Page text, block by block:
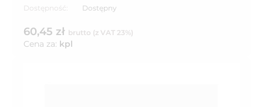
Dostępność: Dostępny
60,45 zł brutto (z VAT 23%)
Cena za: kpl